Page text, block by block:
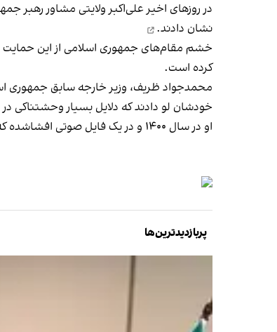
در روزهای اخیر علی‌اکبر ولایتی مشاور رهبر
نشان دادند.
خشم مقام‌های جمهوری اسلامی از این حمایت
کرده است.
محمدجواد ظریف، وزیر خارجه سابق جمهوری
خودشان لو دادند که دلایل بسیار وحشتناکی
او در سال ۱۴۰۰ و در یک فایل صوتی افشاشده که ایران اینترنشنال آن را منتشر کرد روسیه را به تلاش برای شکل نگرفتن برجام و به هم خوردن این توافق متهم کرده بود.
پربازدیدترین‌ها